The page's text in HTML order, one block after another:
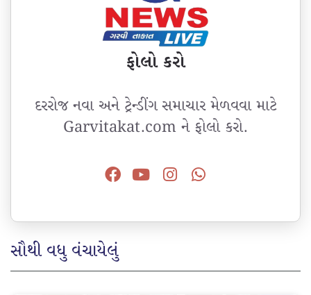
ફોલો કરો
દરરોજ નવા અને ટ્રેન્ડીંગ સમાચાર મેળવવા માટે
Garvitakat.com ને ફોલો કરો.
સૌથી વધુ વંચાયેલું